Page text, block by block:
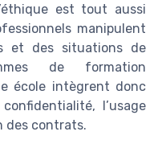
est tout aussi
manipulent
et des situations de
de formation
école intègrent donc
l’usage
des contrats.